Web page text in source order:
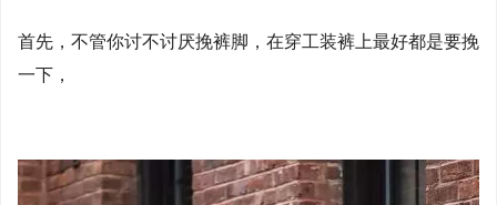
首先，不管你讨不讨厌挽裤脚，在穿工装裤上最好都是要挽
一下，